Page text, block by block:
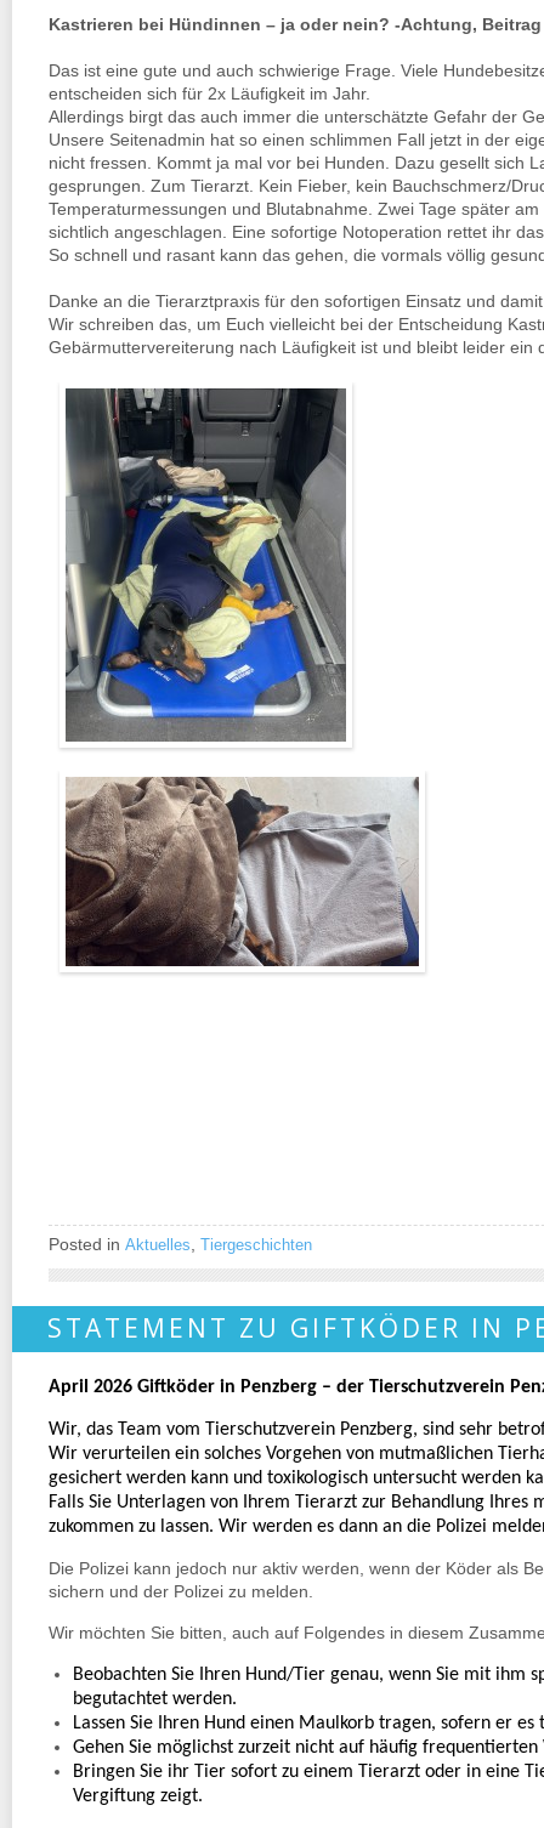
Kastrieren bei Hündinnen – ja oder nein? -Achtung,
Das ist eine gute und auch schwierige Frage. Viele
entscheiden sich für 2x Läufigkeit im Jahr.
Allerdings birgt das auch immer die unterschätzte Gefahr der
Unsere Seitenadmin hat so einen schlimmen Fall jetzt in der
nicht fressen. Kommt ja mal vor bei Hunden. Dazu gesellt sich
gesprungen. Zum Tierarzt. Kein Fieber, kein Bauchschmerz/
Temperaturmessungen und Blutabnahme. Zwei Tage später
sichtlich angeschlagen. Eine sofortige Notoperation rettet ihr
So schnell und rasant kann das gehen, die vormals völlig
Danke an die Tierarztpraxis für den sofortigen Einsatz und
Wir schreiben das, um Euch vielleicht bei der Entscheidung
Gebärmuttervereiterung nach Läufigkeit ist und bleibt leider
Posted in Aktuelles Tiergeschichten
STATEMENT ZU GIFTKÖDER IN
April 2026 Giftköder in Penzberg – der Tierschutzverein
Wir, das Team vom Tierschutzverein Penzberg, sind sehr
Wir verurteilen ein solches Vorgehen von mutmaßlichen
gesichert werden kann und toxikologisch untersucht werden
Falls Sie Unterlagen von Ihrem Tierarzt zur Behandlung
zukommen zu lassen. Wir werden es dann an die Polizei
Die Polizei kann jedoch nur aktiv werden, wenn der Köder als
sichern und der Polizei zu melden.
Wir möchten Sie bitten, auch auf Folgendes in diesem
Beobachten Sie Ihren Hund/Tier genau, wenn Sie mit ihm
begutachtet werden.
Lassen Sie Ihren Hund einen Maulkorb tragen, sofern er
Gehen Sie möglichst zurzeit nicht auf häufig frequentierten
Bringen Sie ihr Tier sofort zu einem Tierarzt oder in eine
Vergiftung zeigt.